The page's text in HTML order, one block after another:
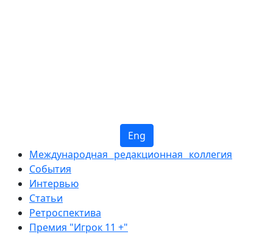
Eng
Международная редакционная коллегия
События
Интервью
Статьи
Ретроспектива
Премия "Игрок 11 +"